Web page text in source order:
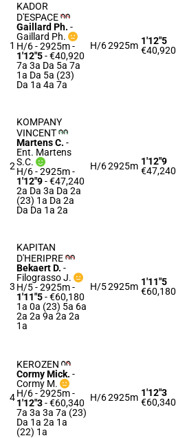
1
KADOR
D'ESPACE
Gaillard Ph. -
Gaillard Ph.
H/6 - 2925m-
1'12"5- €40,920
7a 3a Da 5a 7a
1a Da 5a (23)
Da 1a 4a 7a
H/62925m 1'12"5
€40,920
2
KOMPANY
VINCENT
Martens C. -
Ent. Martens
S.C.
H/6 - 2925m-
1'12"9- €47,240
2a Da 3a Da 2a
(23) 1a Da 2a
Da Da 1a 2a
H/62925m 1'12"9
€47,240
3
KAPITAN
D'HERIPRE
Bekaert D. -
Filograsso J.
H/5 - 2925m-
1'11"5- €60,180
1a 0a (23) 5a 6a
2a 2a 9a 2a 2a
1a
H/52925m 1'11"5
€60,180
4
KEROZEN
Cormy Mick. -
Cormy M.
H/6 - 2925m-
1'12"3- €60,340
7a 3a 3a 7a (23)
Da 1a 2a 1a
(22) 1a
H/62925m 1'12"3
€60,340